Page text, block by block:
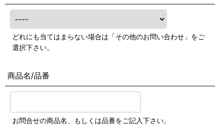
どれにも当てはまらない場合は「その他のお問い合わせ」をご
選択下さい。
商品名/品番
お問合せの商品名、もしくは品番をご記入下さい。